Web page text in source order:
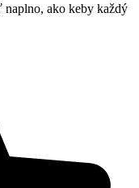
naplno, ako keby každý